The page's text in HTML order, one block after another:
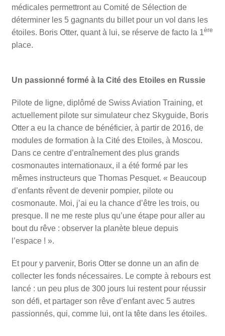
médicales permettront au Comité de Sélection de
déterminer les 5 gagnants du billet pour un vol dans les
étoiles. Boris Otter, quant à lui, se réserve de facto la 1ère
place.
Un passionné formé à la Cité des Etoiles en Russie
Pilote de ligne, diplômé de Swiss Aviation Training, et
actuellement pilote sur simulateur chez Skyguide, Boris
Otter a eu la chance de bénéficier, à partir de 2016, de
modules de formation à la Cité des Etoiles, à Moscou.
Dans ce centre d’entraînement des plus grands
cosmonautes internationaux, il a été formé par les
mêmes instructeurs que Thomas Pesquet. « Beaucoup
d’enfants rêvent de devenir pompier, pilote ou
cosmonaute. Moi, j’ai eu la chance d’être les trois, ou
presque. Il ne me reste plus qu’une étape pour aller au
bout du rêve : observer la planète bleue depuis
l’espace ! ».
Et pour y parvenir, Boris Otter se donne un an afin de
collecter les fonds nécessaires. Le compte à rebours est
lancé : un peu plus de 300 jours lui restent pour réussir
son défi, et partager son rêve d’enfant avec 5 autres
passionnés, qui, comme lui, ont la tête dans les étoiles.